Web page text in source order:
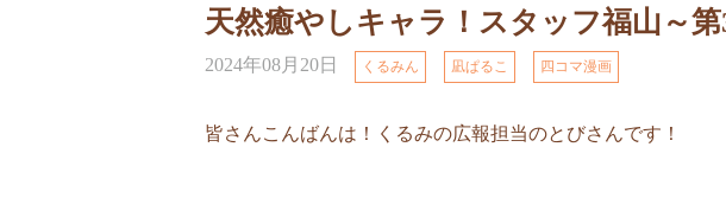
天然癒やしキャラ！スタッフ福山～第
2024年08月20日 くるみん 凪ぱるこ 四コマ漫画
皆さんこんばんは ！くるみの広報担当のとびさんです！